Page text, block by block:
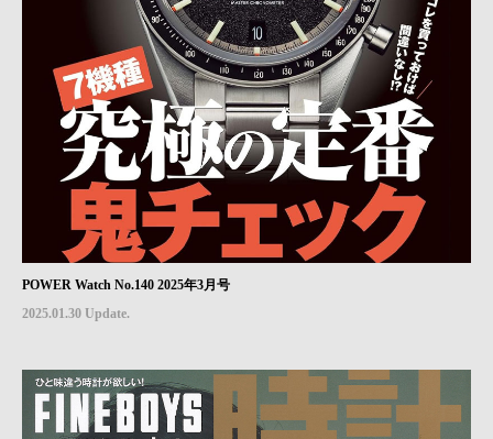
POWER Watch No.140 2025年3月号
2025.01.30 Update.